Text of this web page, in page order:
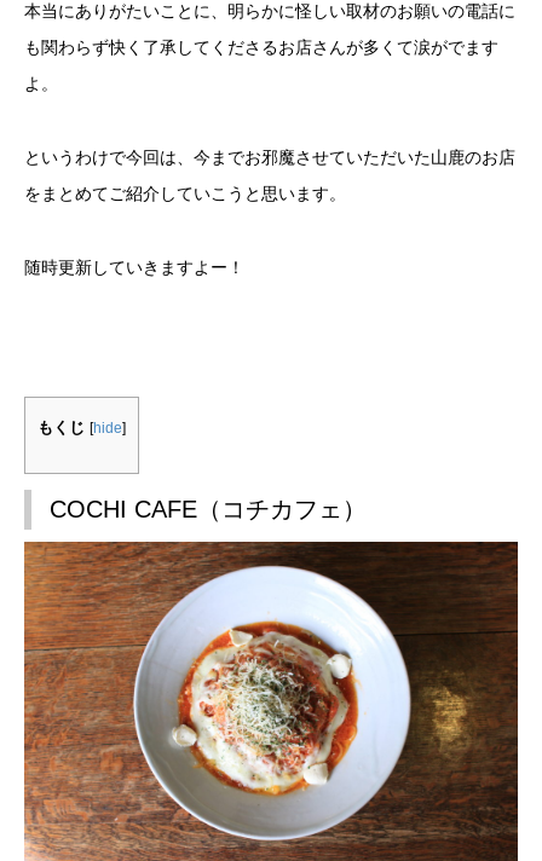
本当にありがたいことに、明らかに怪しい取材のお願いの電話に
も関わらず快く了承してくださるお店さんが多くて涙がでます
よ。
というわけで今回は、今までお邪魔させていただいた山鹿のお店
をまとめてご紹介していこうと思います。
随時更新していきますよー！
もくじ [hide]
COCHI CAFE（コチカフェ）